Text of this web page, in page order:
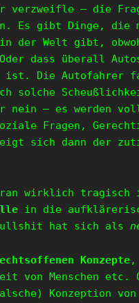
verzweifle – die
Es gibt Dinge, die
in der Welt gibt,
dass überall
ist. Die Autofahrer
solche
nein – es werden
Fragen,
sich dann der
wirklich
in die
hat sich als
Konzepte,
von Menschen
Konzeption